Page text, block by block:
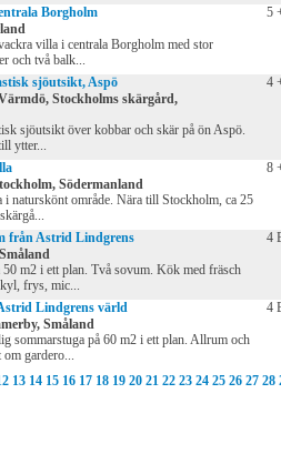
Borgholm
villa i centrala Borgholm med stor
och två balk...
5
sjöutsikt, Aspö
Stockholms skärgård,
sjöutsikt över kobbar och skär på ön Aspö.
ytter...
4
Södermanland
naturskönt område. Nära till Stockholm, ca 25
8
från Astrid Lindgrens
50 m2 i ett plan. Två sovum. Kök med fräsch
frys, mic...
4
Lindgrens värld
Småland
sommarstuga på 60 m2 i ett plan. Allrum och
gardero...
4
13 14 15 16 17 18 19 20 21 22 23 24 25 26 27 28